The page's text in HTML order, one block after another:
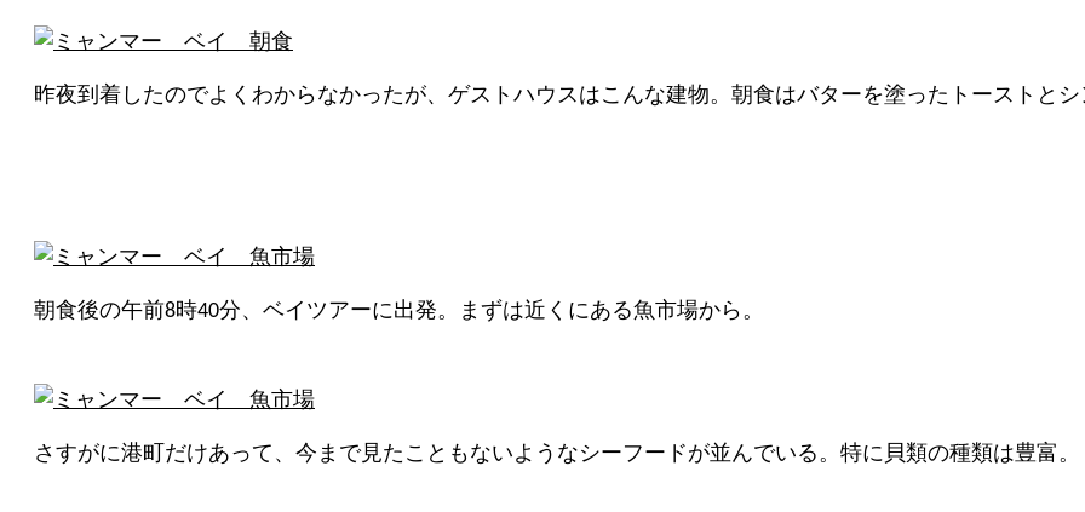
昨夜到着したのでよくわからなかったが、ゲストハウスはこんな建物。朝食はバターを塗ったトーストと
朝食後の午前8時40分、ベイツアーに出発。まずは近くにある魚市場から。
さすがに港町だけあって、今まで見たこともないようなシーフードが並んでいる。特に貝類の種類は豊富。